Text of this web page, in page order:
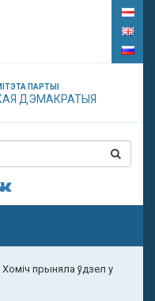
ПАРТЫІ
ДЭМАКРАТЫЯ
прыняла ўдзел у